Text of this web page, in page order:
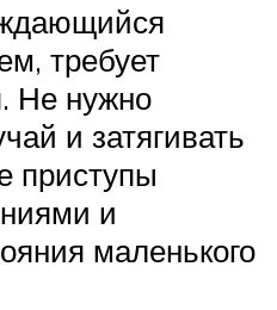
требует
Не нужно
и затягивать
приступы
и
маленького